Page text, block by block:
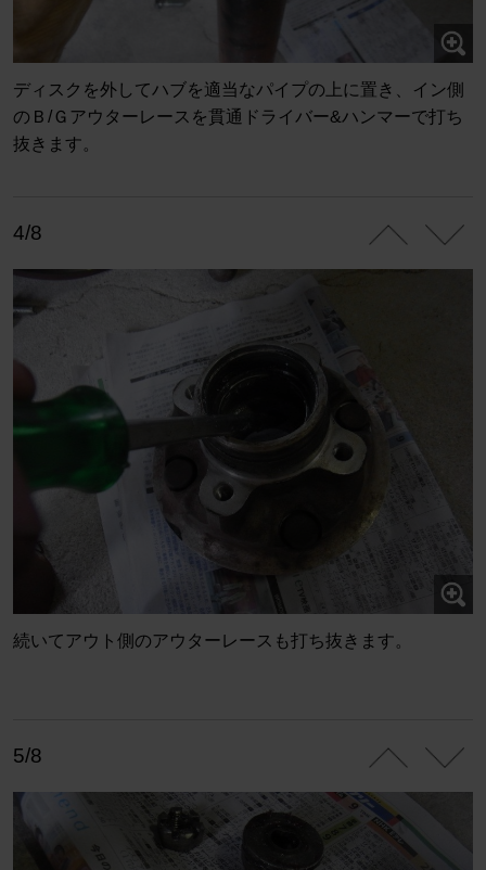
ディスクを外してハブを適当なパイプの上に置き、イン側
のＢ/Ｇアウターレースを貫通ドライバー&ハンマーで打ち
抜きます。
4/8
続いてアウト側のアウターレースも打ち抜きます。
5/8